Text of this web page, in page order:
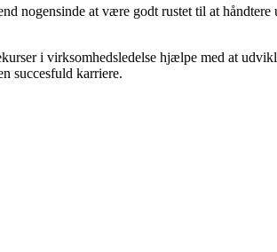
nogensinde at være godt rustet til at
i virksomhedsledelse hjælpe med at
succesfuld karriere.